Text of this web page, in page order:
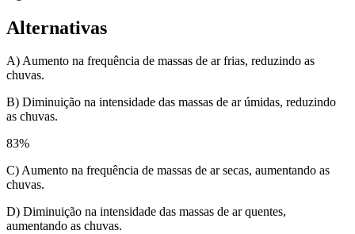
Alternativas
A) Aumento na frequência de massas de ar frias, reduzindo as
chuvas.
B) Diminuição na intensidade das massas de ar úmidas, reduzindo
as chuvas.
83%
C) Aumento na frequência de massas de ar secas, aumentando as
chuvas.
D) Diminuição na intensidade das massas de ar quentes,
aumentando as chuvas.